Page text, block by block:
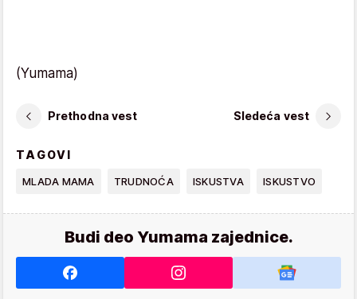
(Yumama)
Prethodna vest Sledeća vest
TAGOVI
MLADA MAMA TRUDNOĆA ISKUSTVA ISKUSTVO
Budi deo Yumama zajednice.